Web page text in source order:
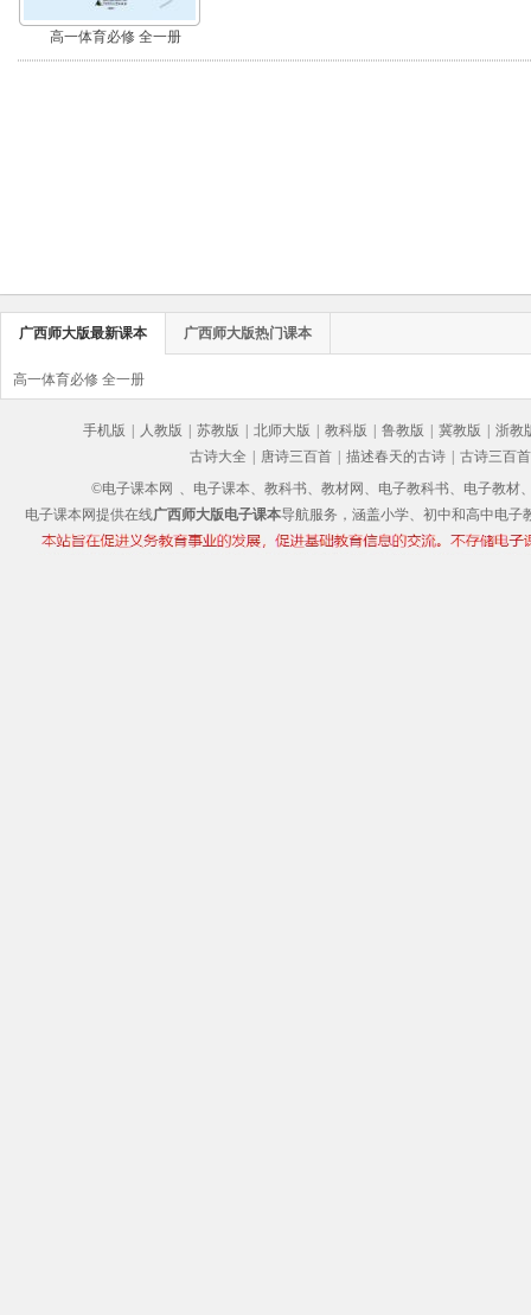
高一体育必修 全一册
广西师大版最新课本 广西师大版热门课本
高一体育必修 全一册
手机版 人教版 苏教版 北师大版 教科版 鲁教版 冀教版
浙教
古诗大全
唐诗三百首 描述春天的古诗
古诗三百首
©电子课本网 、电子课本、教科书、教材网、电子教科书、电子教材
电子课本网提供在线广西师大版电子课本导航服务，涵盖小学、初中和高中电